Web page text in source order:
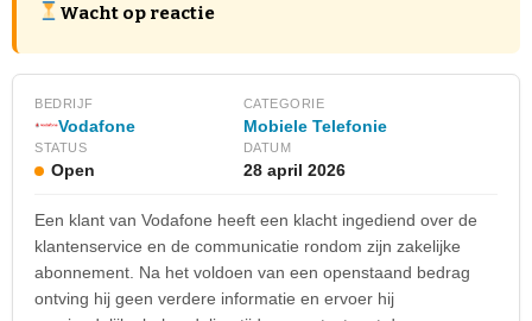
Wacht op reactie
BEDRIJF
Vodafone
CATEGORIE
Mobiele Telefonie
STATUS
Open
DATUM
28 april 2026
Een klant van Vodafone heeft een klacht ingediend over de
klantenservice en de communicatie rondom zijn zakelijke
abonnement. Na het voldoen van een openstaand bedrag
ontving hij geen verdere informatie en ervoer hij